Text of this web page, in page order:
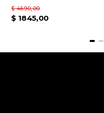
$ 4690,00
$ 1845,00